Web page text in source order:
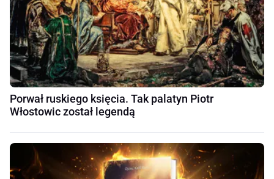
Porwał ruskiego księcia. Tak palatyn Piotr
Włostowic został legendą